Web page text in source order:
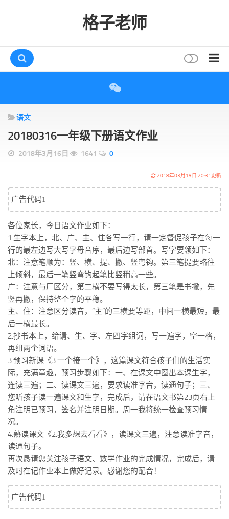
格子老师
互动
评论
打赏
读者
存档
标签
论坛
论坛搜索
页面
关于
博客树
精品域名
友情链接
语文
20180316一年级下册语文作业
2018年3月16日 1641 0
2018年03月19日 20:31更新
广告代码1
各位家长，今日语文作业如下：
1.生字本上，北、广、主、住各写一行，请一定督促孩子在每一
行的最左边写大写字母音序，最后边写部首。写字要领如下：
北：注意笔顺为：竖、横、提、撇、竖弯钩。第三笔提要略往
上倾斜，最后一笔竖弯钩起笔比竖稍高一些。
广：注意与厂区分，第二横不要写得太长，第三笔是书撇，先
竖再撇，保持整个字的平稳。
主、住：注意区分读音，“主”的三横要等距，中间一横最短，最
后一横最长。
2.抄书本上，给请、生、字、左四字组词，写一遍字，空一格，
再组两个词语。
3.预习新课《3.一个接一个》，这篇课文符合孩子们的生活实
际，充满童趣，预习步骤如下：一、在课文中圈出本课生字，
连读三遍；二、读课文三遍，要求读准字音，读通句子；三、
您听孩子读一遍课文和生字，完成后，请在语文书第23页右上
角注明已预习，签名并注明日期。周一我将统一检查预习情
况。
4.熟读课文《2.我多想去看看》，读课文三遍，注意读准字音，
读通句子。
再次恳请您关注孩子语文、数学作业的完成情况，完成后，请
及时在记作业本上做好记录。感谢您的配合！
广告代码1